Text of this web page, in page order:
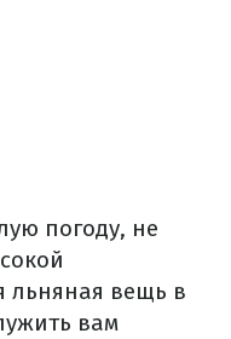
погоду, не
льняная вещь в
вам